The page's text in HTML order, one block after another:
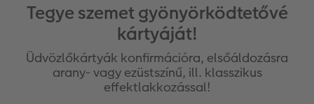
Tegye szemet gyönyörködtetővé
kártyáját!
Üdvözlőkártyák konfirmációra, elsőáldozásra
arany- vagy ezüstszínű, ill. klasszikus
effektlakkozással!